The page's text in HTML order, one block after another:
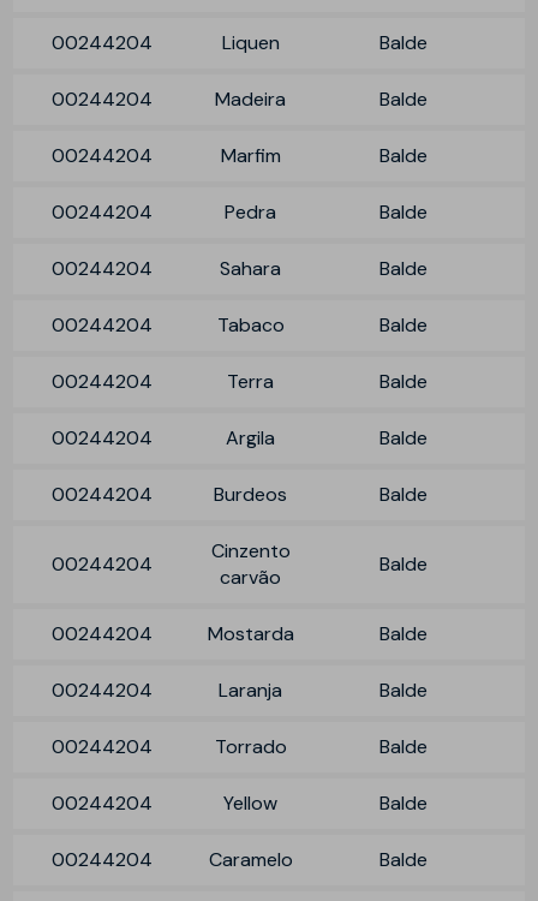
00244204 Liquen Balde
00244204 Madeira Balde
00244204 Marfim Balde
00244204 Pedra Balde
00244204 Sahara Balde
00244204 Tabaco Balde
00244204 Terra Balde
00244204 Argila Balde
00244204 Burdeos Balde
00244204
Cinzento
carvão
Balde
00244204 Mostarda Balde
00244204 Laranja Balde
00244204 Torrado Balde
00244204 Yellow Balde
00244204 Caramelo Balde